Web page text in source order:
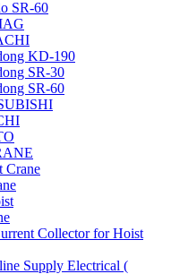
SR-60
KD-190
SR-30
SR-60
Crane
Collector for Hoist
Supply Electrical (